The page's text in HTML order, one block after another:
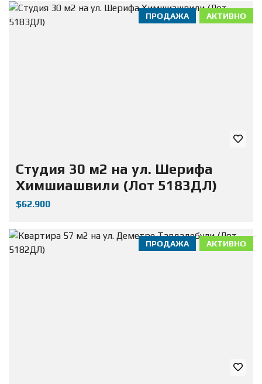
АКТИВНО
ПРОДАЖА
Студия 30 м2 на ул. Шерифа
Химшиашвили (Лот 5183ДЛ)
$62.900
АКТИВНО
ПРОДАЖА